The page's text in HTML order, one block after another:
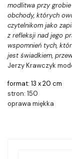
modlitwa przy grobie
obchody, których
czytelnikom jako
z refleksji nad jego
wspomnień tych,
jest świadkiem,
Jerzy Krawczyk
format: 13 x 20 cm
stron: 150
oprawa miękka